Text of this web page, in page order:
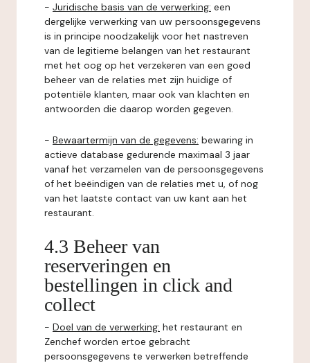
- Juridische basis van de verwerking: een
dergelijke verwerking van uw persoonsgegevens
is in principe noodzakelijk voor het nastreven
van de legitieme belangen van het restaurant
met het oog op het verzekeren van een goed
beheer van de relaties met zijn huidige of
potentiële klanten, maar ook van klachten en
antwoorden die daarop worden gegeven.
- Bewaartermijn van de gegevens: bewaring in
actieve database gedurende maximaal 3 jaar
vanaf het verzamelen van de persoonsgegevens
of het beëindigen van de relaties met u, of nog
van het laatste contact van uw kant aan het
restaurant.
4.3 Beheer van
reserveringen en
bestellingen in click and
collect
- Doel van de verwerking: het restaurant en
Zenchef worden ertoe gebracht
persoonsgegevens te verwerken betreffende